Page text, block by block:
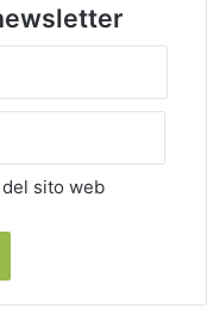
del sito web